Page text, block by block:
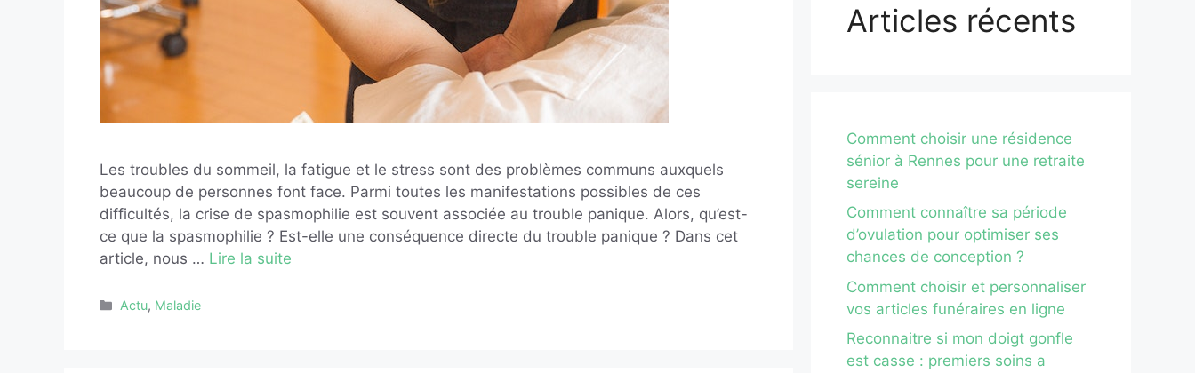
Les troubles du sommeil, la fatigue et le stress sont des problèmes communs auxquels
beaucoup de personnes font face. Parmi toutes les manifestations possibles de ces
difficultés, la crise de spasmophilie est souvent associée au trouble panique. Alors, qu’est-
ce que la spasmophilie ? Est-elle une conséquence directe du trouble panique ? Dans cet
article, nous … Lire la suite
Catégories
Actu, Maladie
Articles récents
Comment choisir une résidence
sénior à Rennes pour une retraite
sereine
Comment connaître sa période
d’ovulation pour optimiser ses
chances de conception ?
Comment choisir et personnaliser
vos articles funéraires en ligne
Reconnaitre si mon doigt gonfle
est casse : premiers soins a